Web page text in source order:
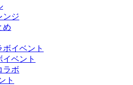
ンジ
め
ボイベント
ベント
ラボ
ト